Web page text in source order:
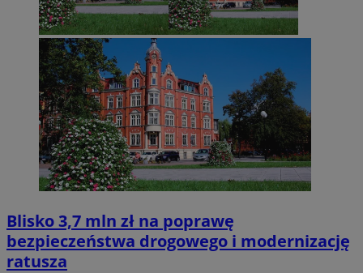
Blisko 3,7 mln zł na poprawę
bezpieczeństwa drogowego i modernizację
ratusza